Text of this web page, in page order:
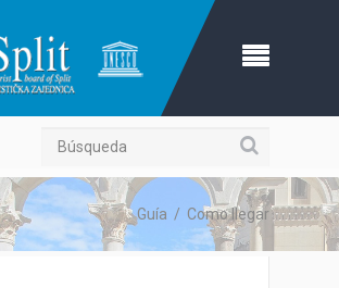
Búsqueda
Guía / Como llegar